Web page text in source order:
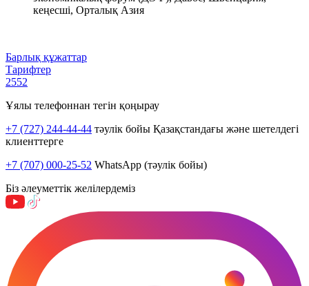
кеңесші, Орталық Азия
Барлық құжаттар
Тарифтер
2552
Ұялы телефоннан тегін қоңырау
+7 (727) 244-44-44 тәулік бойы Қазақстандағы және шетелдегі
клиенттерге
+7 (707) 000-25-52 WhatsApp (тәулік бойы)
Біз әлеуметтік желілердеміз